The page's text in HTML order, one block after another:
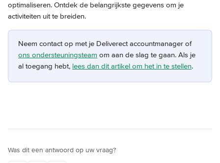
optimaliseren. Ontdek de belangrijkste gegevens om je
activiteiten uit te breiden.
Neem contact op met je Deliverect accountmanager of
ons ondersteuningsteam om aan de slag te gaan. Als je
al toegang hebt, lees dan dit artikel om het in te stellen.
Was dit een antwoord op uw vraag?